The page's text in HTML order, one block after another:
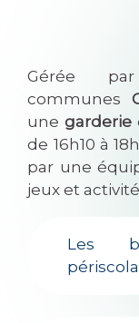
Gérée
communes
unegarderie
de 16h10 à
par une
jeux et
Les